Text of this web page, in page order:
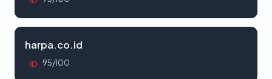
harpa.co.id
ID 95/100